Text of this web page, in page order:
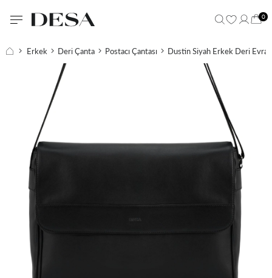
0
Erkek Deri Çanta Postacı Çantası Dustin Siyah Erkek Deri Evrak